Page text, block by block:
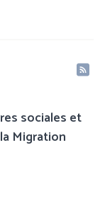
sociales et
Migration